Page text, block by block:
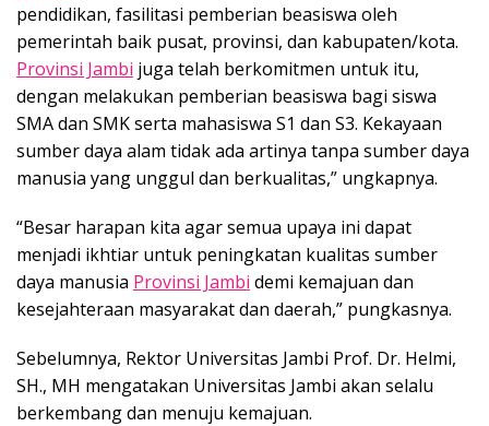
pendidikan, fasilitasi pemberian beasiswa oleh
pemerintah baik pusat, provinsi, dan kabupaten/kota.
Provinsi Jambi juga telah berkomitmen untuk itu,
dengan melakukan pemberian beasiswa bagi siswa
SMA dan SMK serta mahasiswa S1 dan S3. Kekayaan
sumber daya alam tidak ada artinya tanpa sumber daya
manusia yang unggul dan berkualitas,” ungkapnya.
“Besar harapan kita agar semua upaya ini dapat
menjadi ikhtiar untuk peningkatan kualitas sumber
daya manusia Provinsi Jambi demi kemajuan dan
kesejahteraan masyarakat dan daerah,” pungkasnya.
Sebelumnya, Rektor Universitas Jambi Prof. Dr. Helmi,
SH., MH mengatakan Universitas Jambi akan selalu
berkembang dan menuju kemajuan.